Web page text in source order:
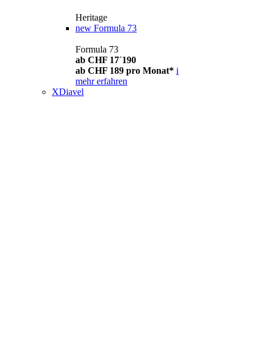
Heritage
new Formula 73
Formula 73
ab CHF 17´190
ab CHF 189 pro Monat* i
mehr erfahren
XDiavel